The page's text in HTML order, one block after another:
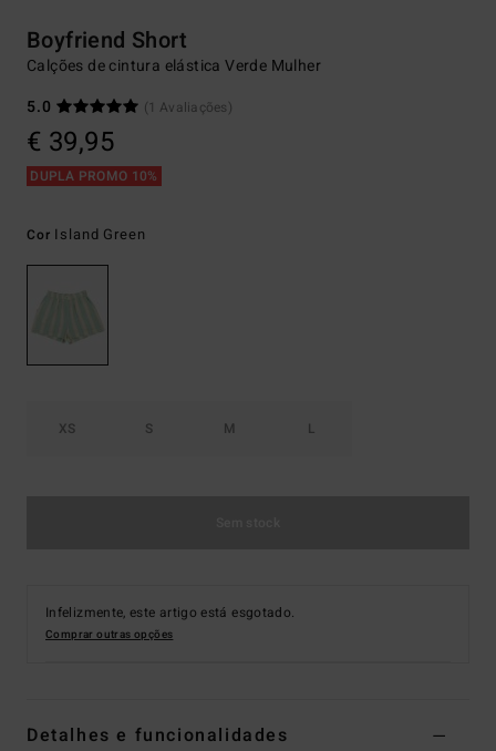
Boyfriend Short
Calções de cintura elástica Verde Mulher
5.0
(1 Avaliações)
€ 39,95
DUPLA PROMO 10%
Cor Island Green
XS S M L
Infelizmente, este artigo está esgotado.
Comprar outras opções
Detalhes e funcionalidades